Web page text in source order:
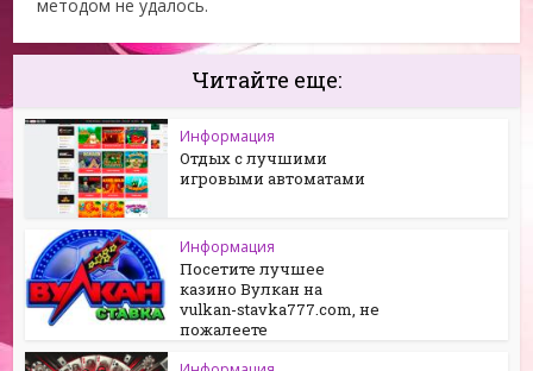
методом не удалось.
Читайте еще:
Информация
Отдых с лучшими
игровыми автоматами
Информация
Посетите лучшее
казино Вулкан на
vulkan-stavka777.com, не
пожалеете